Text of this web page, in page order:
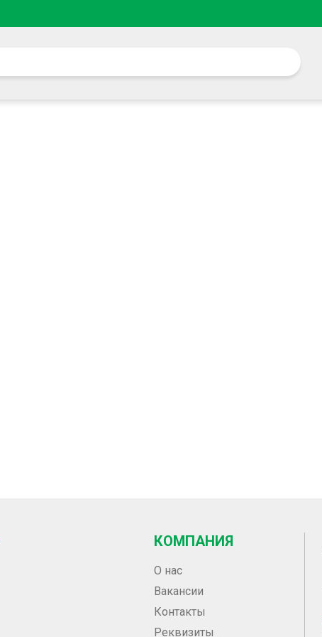
КОМПАНИЯ
О нас
Вакансии
Контакты
Реквизиты